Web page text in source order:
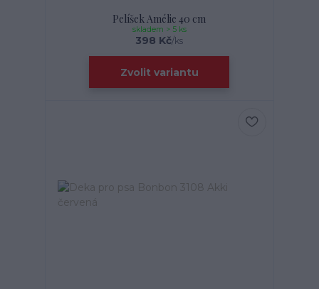
Pelíšek Amélie 40 cm
398 Kč/ks
skladem > 5 ks
Zvolit variantu